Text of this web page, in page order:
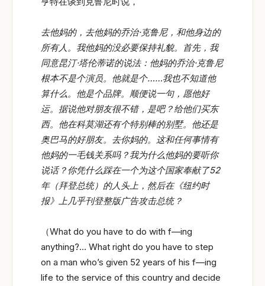
去他妈的，去他妈的乔治·克鲁尼，和他身边的
所有人。我他妈的没必要保持礼貌。首先，我
同意昆汀·塔伦蒂诺的说法：他妈的乔治·克鲁尼
根本不是个演员。他就是个……我也不知道他
算什么。他是个品牌。顺便说一句，愿他好
运。据说他对朋友很不错，是吧？给他们买东
西。他在科莫湖还有个特别棒的别墅。他还是
奥巴马的好朋友。去你妈的。这和任何事情有
他妈的一毛钱关系吗？我为什么他妈的要听你
说话？你凭什么踩在一个为这个国家奉献了52
年（拜登总统）的人头上，然后在《纽约时
报》上几乎刊登整版广告攻击总统？
（What do you have to do with f—ing
anything?… What right do you have to step
on a man who’s given 52 years of his f—ing
life to the service of this country and decide